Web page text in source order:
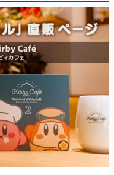
リエイターの青春〜
で知られるマンガ家・田中圭
ートマンガです。
ゲームの魅力を画面や操作の
く、硬派で骨太な評論連載
ス」… ゲームにまつわる言葉
ピューター文化史研究家・タ